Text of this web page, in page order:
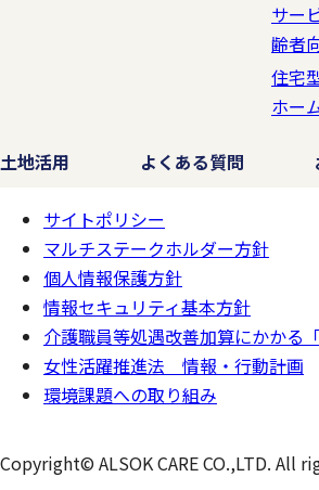
4.
利用
れらの
ご連絡
サー
齢者
住宅
ホー
土地活用 よくある質問
ページの
一番上へ
サイトポリシー
マルチステークホルダー方針
個人情報保護方針
情報セキュリティ基本方針
介護職員等処遇改善加算にかかる
女性活躍推進法 情報・行動計画
環境課題への取り組み
Copyright© ALSOK CARE CO.,LTD. All